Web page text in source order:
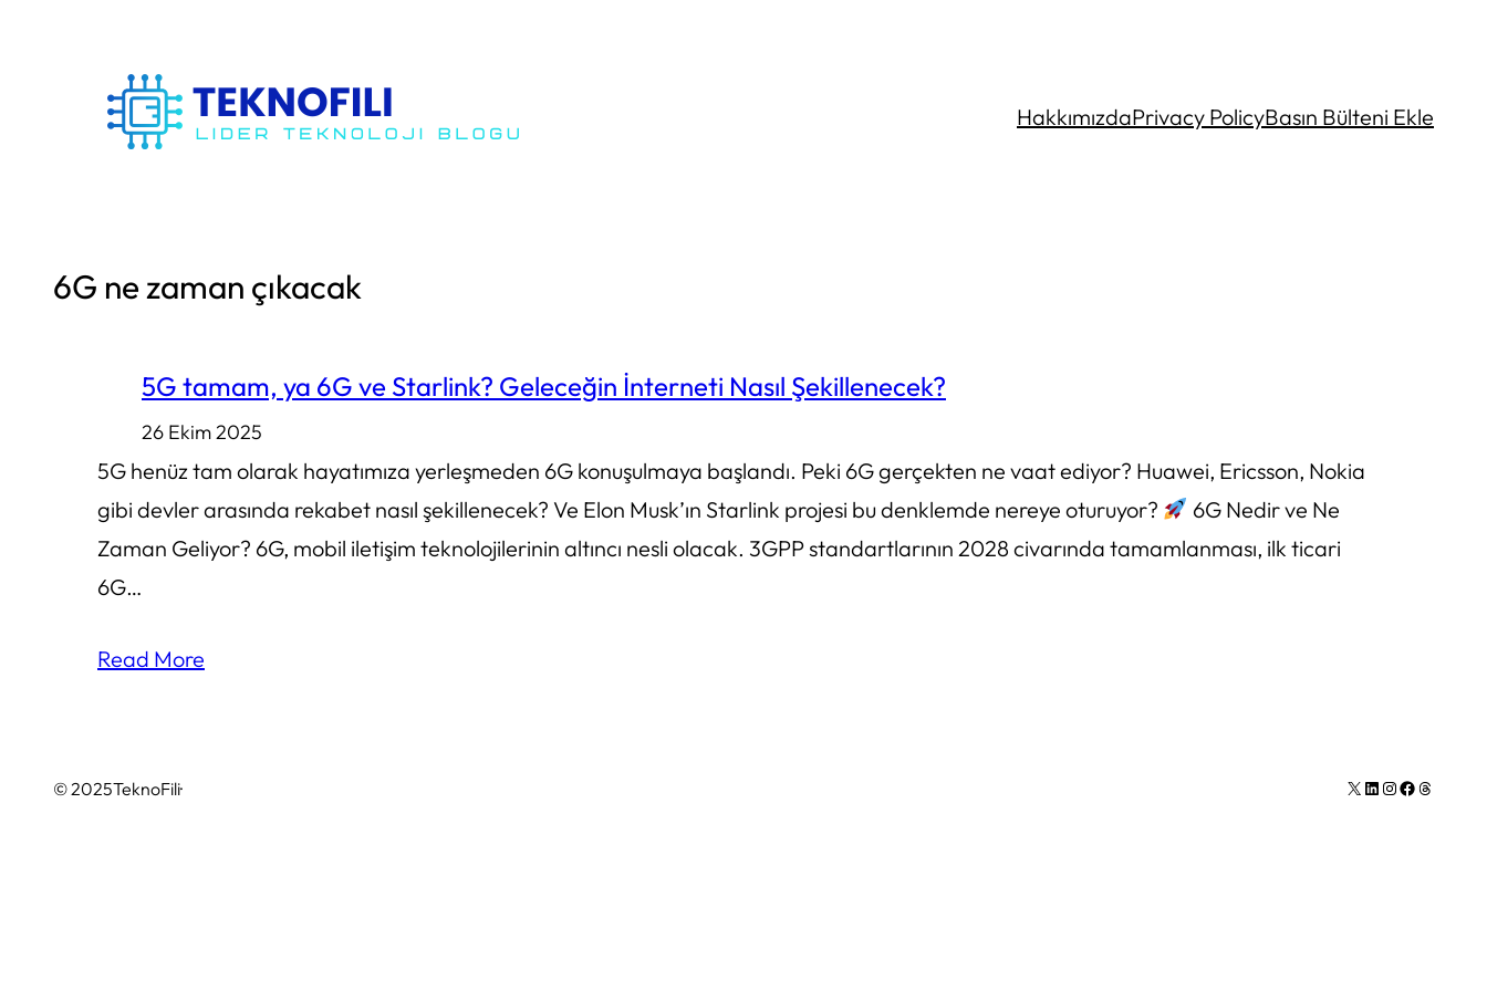
HakkımızdaPrivacy PolicyBasın Bülteni Ekle
6G ne zaman çıkacak
5G tamam, ya 6G ve Starlink? Geleceğin İnterneti Nasıl Şekillenecek?
26 Ekim 2025
5G henüz tam olarak hayatımıza yerleşmeden 6G konuşulmaya başlandı. Peki 6G gerçekten ne vaat ediyor? Huawei, Ericsson, Nokia
gibi devler arasında rekabet nasıl şekillenecek? Ve Elon Musk’ın Starlink projesi bu denklemde nereye oturuyor?
6G Nedir ve Ne
Zaman Geliyor? 6G, mobil iletişim teknolojilerinin altıncı nesli olacak. 3GPP standartlarının 2028 civarında tamamlanması, ilk ticari
6G…
Read More
© 2025TeknoFili· X LinkedIn
Instagram
Facebook
Thread (iş parçacığı) sayısı